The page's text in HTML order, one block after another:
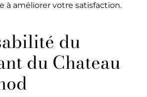
à améliorer votre satisfaction.
du
du Chateau